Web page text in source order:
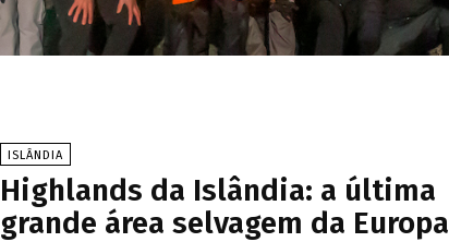
ISLÂNDIA
Highlands da Islândia: a última
grande área selvagem da Europa